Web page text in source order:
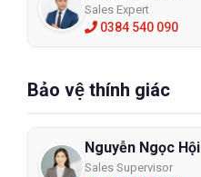
Sales Expert
0384 540 090
Bảo vệ thính giác
Nguyễn Ngọc Hội
Sales Supervisor